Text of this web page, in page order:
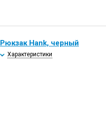
Рюкзак Hank, черный
Характеристики